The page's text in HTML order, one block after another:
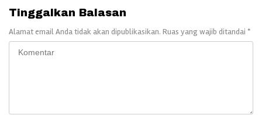
Tinggalkan Balasan
Alamat email Anda tidak akan dipublikasikan. Ruas yang wajib ditandai *